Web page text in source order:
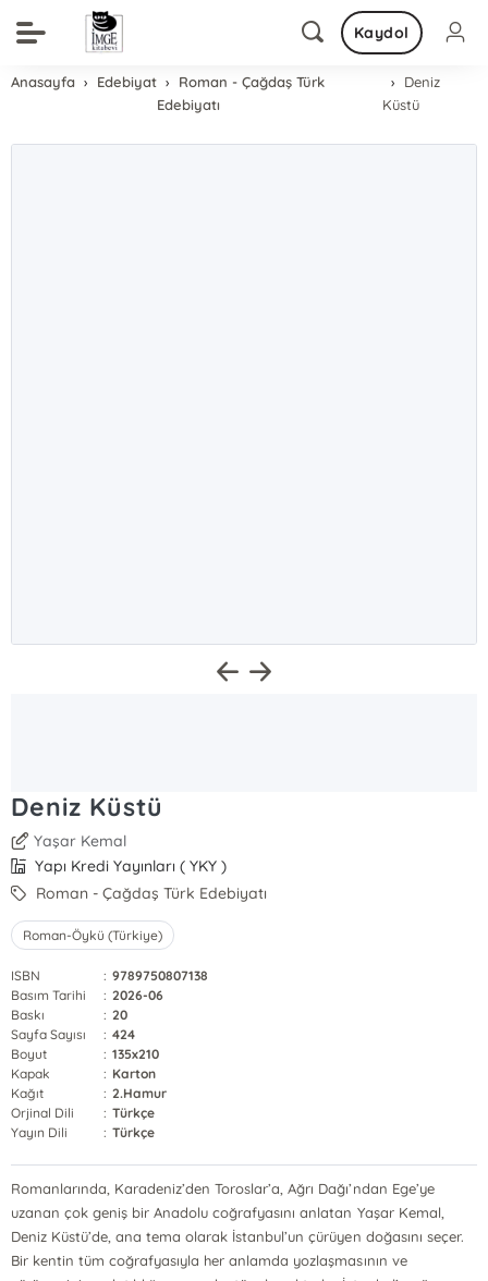
Kaydol
Anasayfa Edebiyat
Roman - Çağdaş Türk
Edebiyatı
Deniz
Küstü
Deniz Küstü
Yaşar Kemal
Yapı Kredi Yayınları ( YKY )
Roman - Çağdaş Türk Edebiyatı
Roman-Öykü (Türkiye)
ISBN : 9789750807138
Basım Tarihi
: 2026-06
Baskı
: 20
Sayfa Sayısı
: 424
Boyut
: 135x210
Kapak
: Karton
Kağıt
: 2.Hamur
Orjinal Dili
: Türkçe
Yayın Dili
: Türkçe
Romanlarında, Karadeniz’den Toroslar’a, Ağrı Dağı’ndan Ege’ye
uzanan çok geniş bir Anadolu coğrafyasını anlatan Yaşar Kemal,
Deniz Küstü’de, ana tema olarak İstanbul’un çürüyen doğasını seçer.
Bir kentin tüm coğrafyasıyla her anlamda yozlaşmasının ve